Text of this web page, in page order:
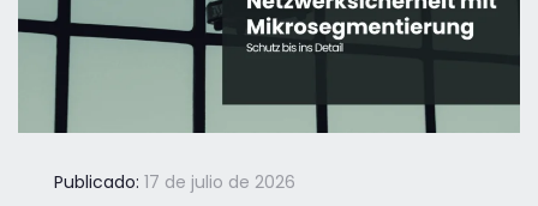
Publicado: 17 de julio de 2026